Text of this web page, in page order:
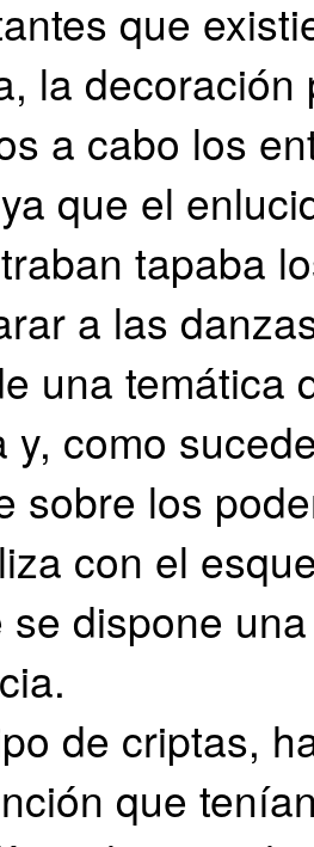
que
la
a cabo los
que el
tapaba
a las
una temática
y, como
sobre los
con el
se dispone
de criptas,
que